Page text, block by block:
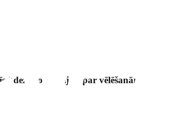
"dezinformāciju" par vēlēšanām